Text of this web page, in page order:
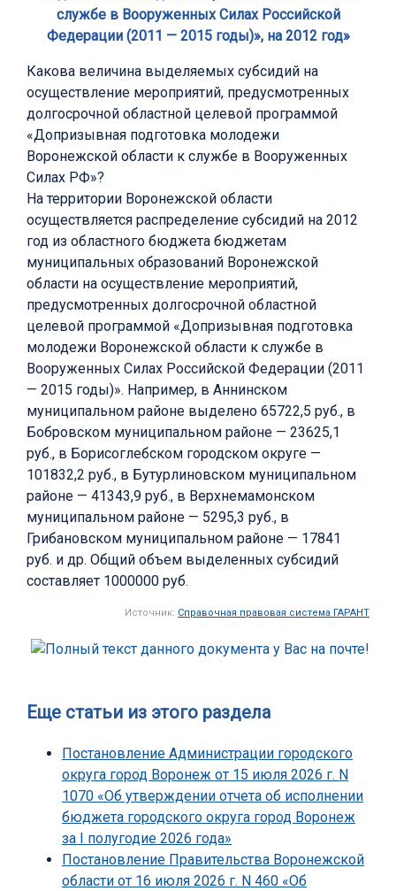
службе в Вооруженных Силах Российской
Федерации (2011 — 2015 годы)», на 2012 год»
Какова величина выделяемых субсидий на
осуществление мероприятий, предусмотренных
долгосрочной областной целевой программой
«Допризывная подготовка молодежи
Воронежской области к службе в Вооруженных
Силах РФ»?
На территории Воронежской области
осуществляется распределение субсидий на 2012
год из областного бюджета бюджетам
муниципальных образований Воронежской
области на осуществление мероприятий,
предусмотренных долгосрочной областной
целевой программой «Допризывная подготовка
молодежи Воронежской области к службе в
Вооруженных Силах Российской Федерации (2011
— 2015 годы)». Например, в Аннинском
муниципальном районе выделено 65722,5 руб., в
Бобровском муниципальном районе — 23625,1
руб., в Борисоглебском городском округе —
101832,2 руб., в Бутурлиновском муниципальном
районе — 41343,9 руб., в Верхнемамонском
муниципальном районе — 5295,3 руб., в
Грибановском муниципальном районе — 17841
руб. и др. Общий объем выделенных субсидий
составляет 1000000 руб.
Источник: Справочная правовая система ГАРАНТ
Еще статьи из этого раздела
Постановление Администрации городского
округа город Воронеж от 15 июля 2026 г. N
1070 «Об утверждении отчета об исполнении
бюджета городского округа город Воронеж
за I полугодие 2026 года»
Постановление Правительства Воронежской
области от 16 июля 2026 г. N 460 «Об